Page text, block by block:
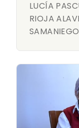
LUCÍA
RIOJA
SAMANIEGO